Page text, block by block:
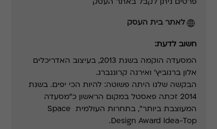
פרטים ניתן לקבל באתר העסק
לאתר בית העסק
חשוב לדעת:
המסעדה הוקמה בשנת 2013, בעיצוב האדריכלים
אלון ברנוביץ' ואירנה קרוננברג.
הבקשה שלנו היתה פשוטה: להיות הכי יפים. בשנת
2014 זכתה פאסטל במקום הראשון כ״מסעדה
המעוצבת ביותר״, בתחרות העולמית Space
Design Award Idea-Top.